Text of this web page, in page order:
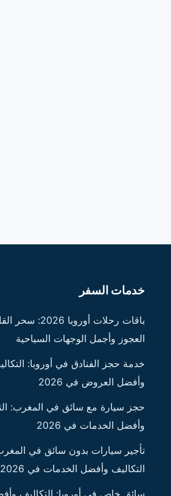
خدمات السفر
باقات رحلات أوروبا 2026:
العجوز وأجمل الوجهات السياحية
خدمة حجز الفنادق في أوروبا:
وأفضل العروض في 2026
حجز سيارة مع سائق في المغرب:
وأفضل الخدمات في 2026
تأجير سيارات بدون سائق في
التكاليف وأفضل الخدمات في 2026